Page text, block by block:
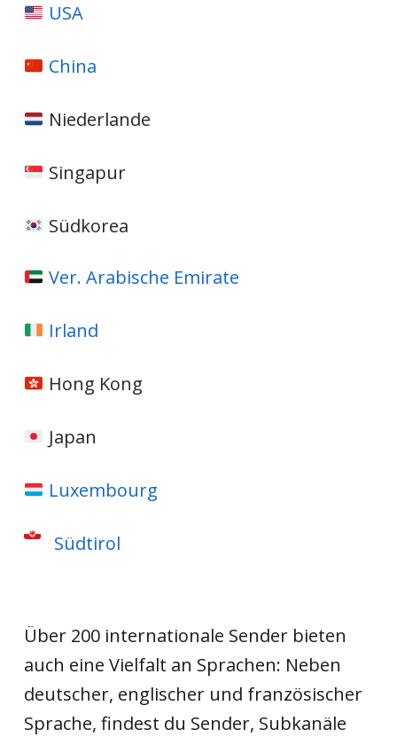
USA
China
Niederlande
Singapur
Südkorea
Ver. Arabische Emirate
Irland
Hong Kong
Japan
Luxembourg
Südtirol
Über 200 internationale Sender bieten
auch eine Vielfalt an Sprachen: Neben
deutscher, englischer und französischer
Sprache, findest du Sender, Subkanäle